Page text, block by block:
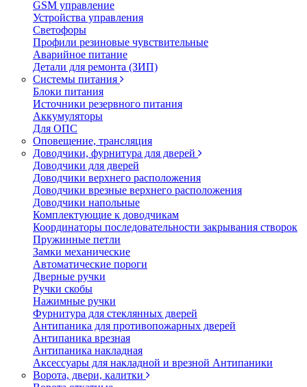
GSM управление
Устройства управления
Светофоры
Профили резиновые чувствительные
Аварийное питание
Детали для ремонта (ЗИП)
Системы питания
Блоки питания
Источники резервного питания
Аккумуляторы
Для ОПС
Оповещение, трансляция
Доводчики, фурнитура для дверей
Доводчики для дверей
Доводчики верхнего расположения
Доводчики врезные верхнего расположения
Доводчики напольные
Комплектующие к доводчикам
Координаторы последовательности закрывания створок
Пружинные петли
Замки механические
Автоматические пороги
Дверные ручки
Ручки скобы
Нажимные ручки
Фурнитура для стеклянных дверей
Антипаника для противопожарных дверей
Антипаника врезная
Антипаника накладная
Аксессуары для накладной и врезной Антипаники
Ворота, двери, калитки